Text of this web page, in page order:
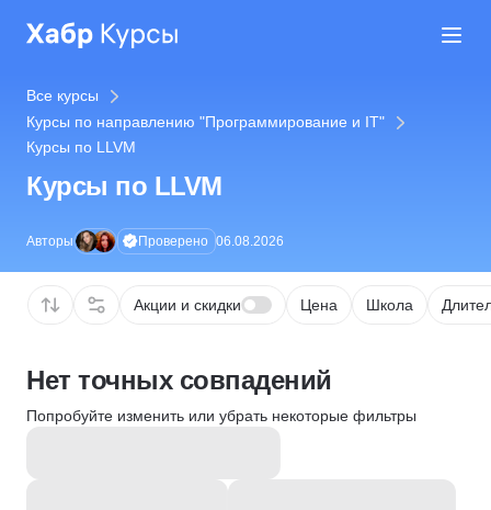
Все курсы
Курсы по направлению "Программирование и IT"
Курсы по LLVM
Курсы по LLVM
Авторы Проверено 06.08.2026
Акции и скидки Цена Школа
Нет точных совпадений
Попробуйте изменить или убрать некоторые фильтры